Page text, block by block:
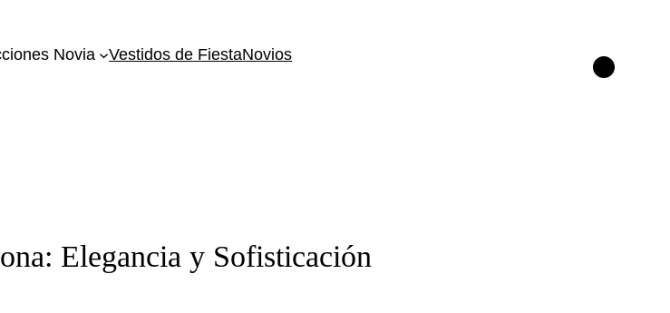
Novia Vestidos de FiestaNovios
Instagram
Elegancia y Sofisticación